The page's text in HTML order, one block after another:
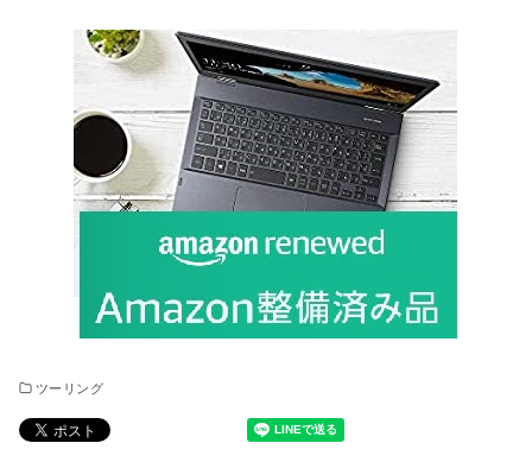
ツーリング